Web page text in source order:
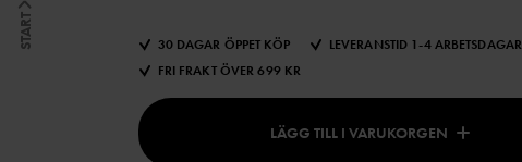
START 30 DAGAR ÖPPET KÖP
LEVERANSTID 1-4 ARBETSDAGAR
FRI FRAKT ÖVER 699 KR
LÄGG TILL I VARUKORGEN